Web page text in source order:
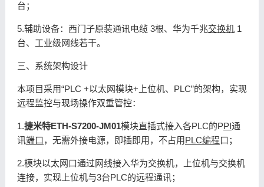
台；
5.辅助设备：西门子原装通讯电缆 3根、华为千兆交换机1
台、工业级网线若干。
三、系统架构设计
本项目采用“PLC +以太网模块+上位机、PLC”的架构，实现
远程监控与现场操作双重管控：
1.捷米特ETH-S7200-JM01模块直插式接入各PLC的PPI通
讯端口 ，无需外接电源，即插即用，不占用PLC编程口；
2.模块以太网口通过网线接入华为交换机，上位机与交换机
连接，实现上位机与3台PLC的远程通讯；